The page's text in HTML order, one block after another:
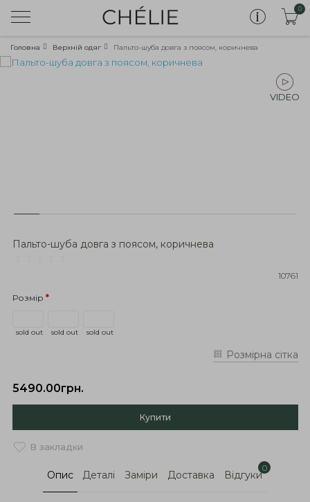
0
Головна Верхній одяг Пальто-шуба довга з поясом, коричнева
VIDEO
Пальто-шуба довга з поясом, коричнева
10761
Розмір
sold out sold out sold out
Розмірна сітка
5490.00грн.
Купити
В закладки
Опис Деталі Заміри Доставка Відгуки
0